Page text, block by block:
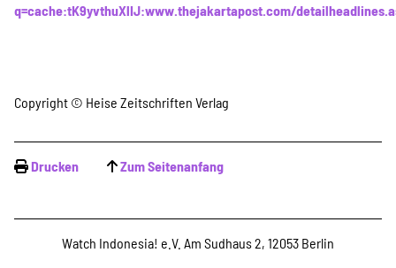
q=cache:tK9yvthuXlIJ:www.thejakartapost.com/
Copyright © Heise Zeitschriften Verlag
Drucken Zum Seitenanfang
Watch Indonesia! e.V. Am Sudhaus 2, 12053 Berlin